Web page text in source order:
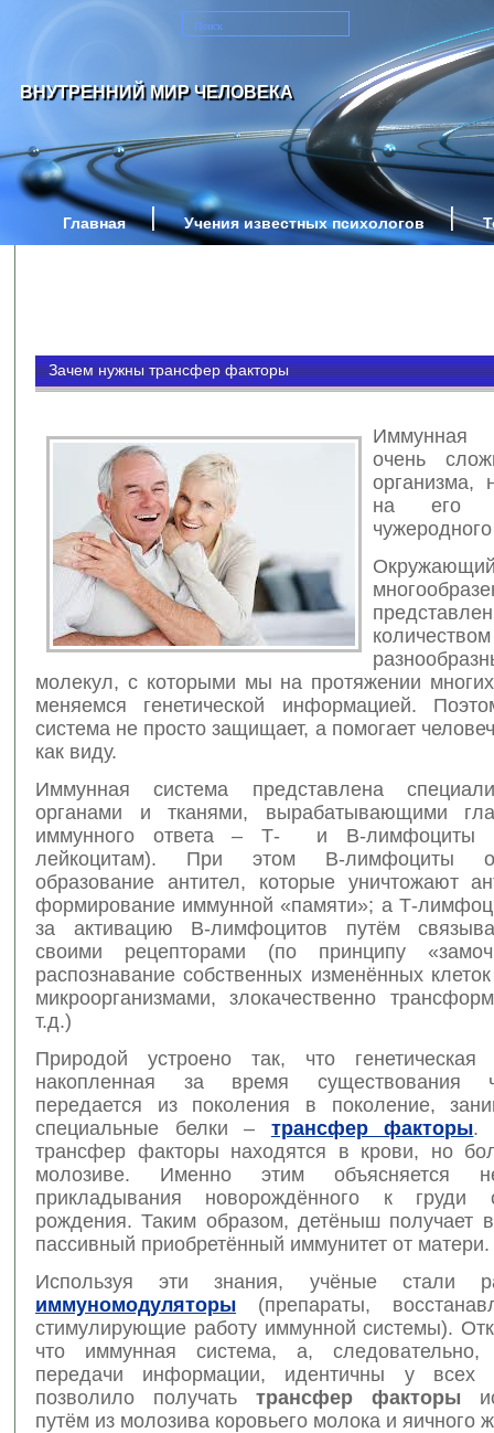
ВНУТРЕННИЙ МИР ЧЕЛОВЕКА
Главная Учения известных психологов
Зачем нужны трансфер факторы
очень
организма,
на его
количеством
молекул, с которыми мы на протяжении
меняемся генетической информацией.
система не просто защищает, а помогает
как виду.
Иммунная система представлена
органами и тканями, вырабатывающими
иммунного ответа – Т- и В-лимфоциты
лейкоцитам). При этом В-лимфоциты
образование антител, которые уничтожают
формирование иммунной «памяти»; а Т-
за активацию В-лимфоцитов путём
своими рецепторами (по принципу
распознавание собственных изменённых
микроорганизмами, злокачественно
т.д.)
Природой устроено так, что генетическая
накопленная за время существования
передается из поколения в поколение,
специальные белки – трансфер факторы.
трансфер факторы находятся в крови, но
молозиве. Именно этим объясняется
прикладывания новорождённого к груди
рождения. Таким образом, детёныш получает
пассивный приобретённый иммунитет от матери.
Используя эти знания, учёные стали
иммуномодуляторы (препараты,
стимулирующие работу иммунной системы).
что иммунная система, а,
передачи информации, идентичны у всех
позволило получать трансфер факторы
путём из молозива коровьего молока и яичного